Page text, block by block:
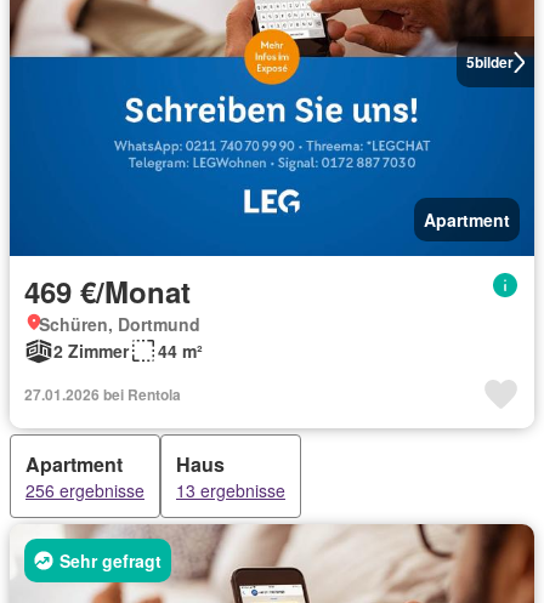
5bilder
Apartment
469 €/Monat
Schüren, Dortmund
2 Zimmer
44 m²
27.01.2026 bei Rentola
Apartment
256 ergebnisse
Haus
13 ergebnisse
Sehr gefragt